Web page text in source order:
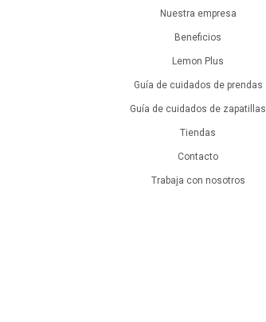
Nuestra empresa
Beneficios
Lemon Plus
Guía de cuidados de prendas
Guía de cuidados de zapatillas
Tiendas
Contacto
Trabaja con nosotros